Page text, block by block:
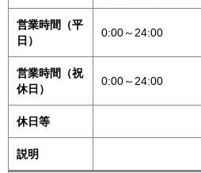
営業時間（平
日）
0:00～24:00
営業時間（祝
休日）
0:00～24:00
休日等
説明